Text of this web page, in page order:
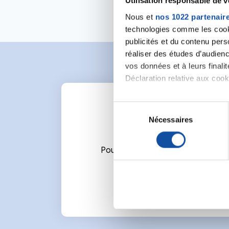
Nous et nos 1022
technologies comme les
publicités et du contenu
réaliser des études
vos données et à leurs
Déclaration relative aux
Si vous le permettez, nous
Collecter des
digitales).
Pour en savoir plus sur le
. Vous pouvez
partenaires de médias
n
d
Nécessaires
Pour écrire un commentaire ou